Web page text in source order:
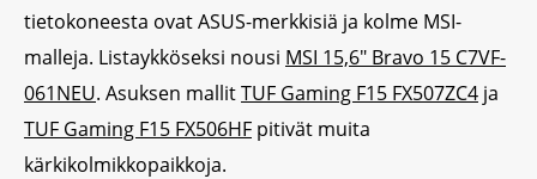
tietokoneesta ovat ASUS-merkkisiä ja kolme MSI-
malleja. Listaykköseksi nousi MSI 15,6″ Bravo 15 C7VF-
061NEU. Asuksen mallitTUF Gaming F15 FX507ZC4 ja
TUF Gaming F15 FX506HF pitivät muita
kärkikolmikkopaikkoja.